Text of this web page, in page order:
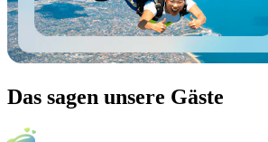
Das sagen unsere Gäste